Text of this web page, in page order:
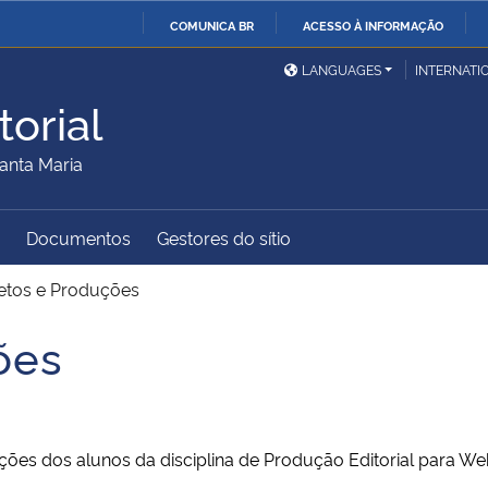
COMUNICA BR ACESSO À INFORMAÇÃO
Ministério da Defesa
Ministério das Relações
Exteriores
Ministério da Cidadania
Ministério do
Desenvolvimento Regional
Controladoria-Geral da
Advocacia-Geral da União
LANGUAGES
Maria
Documentos Gestores do sítio
e Produções
dos alunos da disciplina de Produção Editorial para